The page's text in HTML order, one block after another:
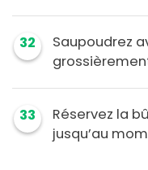
32
Saupoudrez
33
Réservez la
jusqu’au